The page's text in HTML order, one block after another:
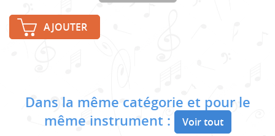
AJOUTER
Dans la même catégorie et pour le
même instrument :
Voir tout